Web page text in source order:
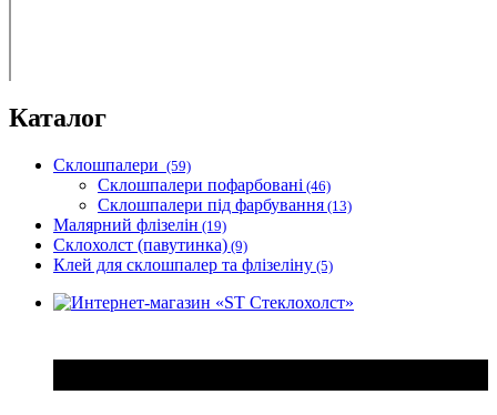
Каталог
Склошпалери (59)
Склошпалери пофарбовані (46)
Склошпалери під фарбування (13)
Малярний флізелін (19)
Склохолст (павутинка) (9)
Клей для склошпалер та флізеліну (5)